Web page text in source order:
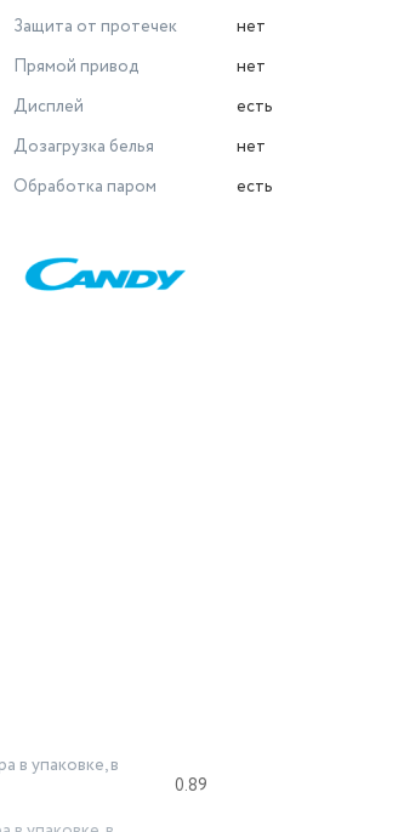
Защита от протечек
нет
Прямой привод
нет
Дисплей
есть
Дозагрузка белья
нет
Обработка паром
есть
в упаковке, в
0.89